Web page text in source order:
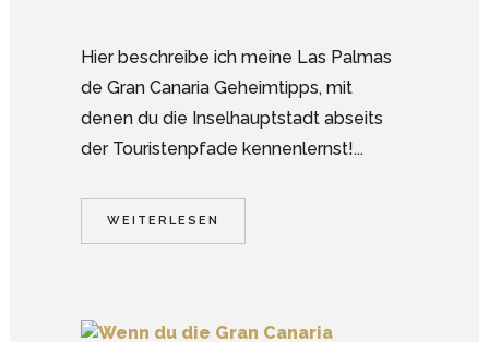
Hier beschreibe ich meine Las Palmas
de Gran Canaria Geheimtipps, mit
denen du die Inselhauptstadt abseits
der Touristenpfade kennenlernst!...
WEITERLESEN